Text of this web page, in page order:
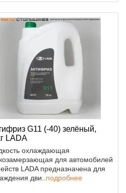
G11 (-40) зелёный,
LADA
охлаждающая
для автомобилей
LADA предназначена для
дви.. подробнее